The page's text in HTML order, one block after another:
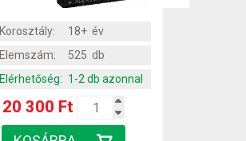
Korosztály:
18+ év
Elemszám:
525 db
Elérhetőség: 1-2 db azonnal
20 300 Ft